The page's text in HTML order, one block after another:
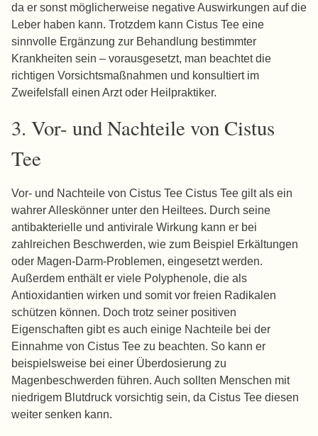
da er sonst möglicherweise negative Auswirkungen auf die
Leber haben kann. Trotzdem kann Cistus Tee eine
sinnvolle Ergänzung zur Behandlung bestimmter
Krankheiten sein – vorausgesetzt, man beachtet die
richtigen Vorsichtsmaßnahmen und konsultiert im
Zweifelsfall einen Arzt oder Heilpraktiker.
3. Vor- und Nachteile von Cistus
Tee
Vor- und Nachteile von Cistus Tee Cistus Tee gilt als ein
wahrer Alleskönner unter den Heiltees. Durch seine
antibakterielle und antivirale Wirkung kann er bei
zahlreichen Beschwerden, wie zum Beispiel Erkältungen
oder Magen-Darm-Problemen, eingesetzt werden.
Außerdem enthält er viele Polyphenole, die als
Antioxidantien wirken und somit vor freien Radikalen
schützen können. Doch trotz seiner positiven
Eigenschaften gibt es auch einige Nachteile bei der
Einnahme von Cistus Tee zu beachten. So kann er
beispielsweise bei einer Überdosierung zu
Magenbeschwerden führen. Auch sollten Menschen mit
niedrigem Blutdruck vorsichtig sein, da Cistus Tee diesen
weiter senken kann.